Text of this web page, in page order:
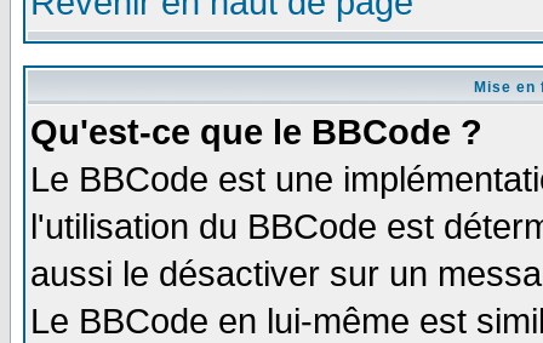
Mise
Qu'est-ce que le BBCode ?
Le BBCode est une
l'utilisation du BBCode est
aussi le désactiver sur un
Le BBCode en lui-même est